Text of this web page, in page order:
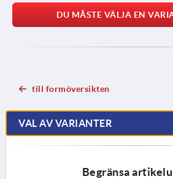
DU MÅSTE VÄLJA EN
till formöversikten
VAL AV VARIANTER
Begränsa